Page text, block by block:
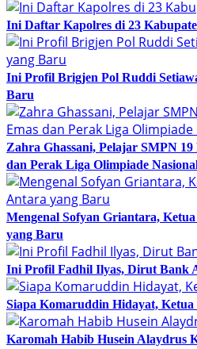
Ini Daftar Kapolres di 23
Ini Profil Brigjen Pol Ruddi
Baru
Zahra Ghassani, Pelajar SMPN
dan Perak Liga Olimpiade
Mengenal Sofyan Griantara,
yang Baru
Ini Profil Fadhil Ilyas, Dirut Bank
Siapa Komaruddin Hidayat, Ketua
Karomah Habib Husein Alaydrus